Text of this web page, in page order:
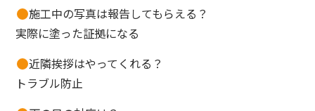
施工中の写真は報告してもらえる？
実際に塗った証拠になる
近隣挨拶はやってくれる？
トラブル防止